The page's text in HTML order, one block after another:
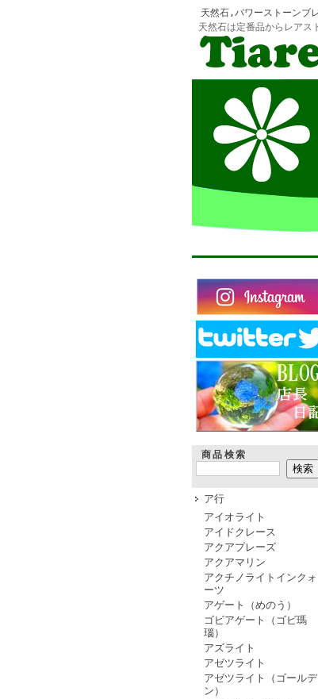
天然石,パワーストーンブ
天然石は定番品からレアス
商品検索
ア行
アイオライト
アイドクレース
アクアプレーズ
アクアマリン
アクチノライトインクォ
ーツ
アゲート（めのう）
ゴビアゲート（ゴビ瑪
瑙）
アズライト
アゼツライト
アゼツライト（ゴールデ
ン）